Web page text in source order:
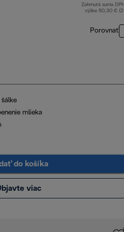
Zahrnutá suma
výške 50,30 €
Porovnať
mlieka
do košíka
viac